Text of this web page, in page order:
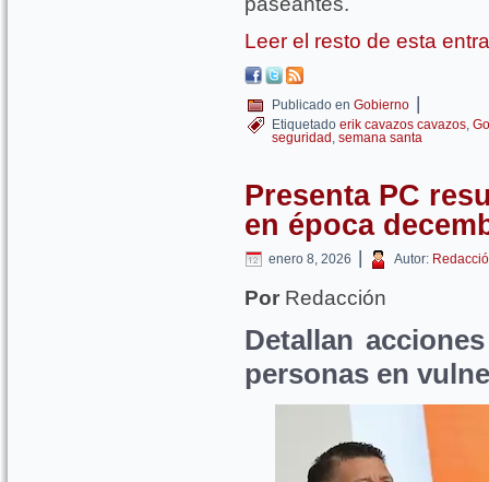
Leer el resto de esta
Publicado en Gobierno |
Etiquetado erik cavazos cavazos,
seguridad , semana santa
Presenta PC
en época
enero 8, 2026 | Autor:
Por Redacción
Detallan
personas en